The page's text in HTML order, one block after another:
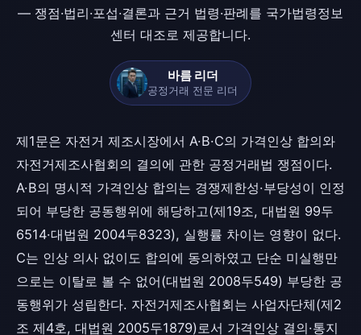
— 쟁점·법리·포섭·결론과 근거 법령·판례를 국가법령정보
센터 대조로 제공합니다.
바름 리더
공정거래 전문 리더
제1문은 자전거 제조시장에서 A·B·C의 가격인상 합의와
자전거제조사협회의 결의에 관한 공정거래법 쟁점이다.
A·B의 명시적 가격인상 합의는 경쟁제한성·부당성이 인정
되어 부당한 공동행위에 해당하고(제19조, 대법원 99두
6514·대법원 2004두8323), 실행률 차이는 영향이 없다.
C는 인상 의사 없이도 합의에 동의하였고 단순 미실행만
으로는 이탈로 볼 수 없어(대법원 2008두549) 부당한 공
동행위가 성립한다. 자전거제조사협회는 사업자단체(제2
조 제4호, 대법원 2005두1879)로서 가격인상 결의·통지